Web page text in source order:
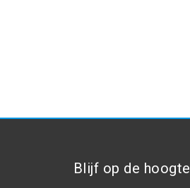
Blijf op de hoogte